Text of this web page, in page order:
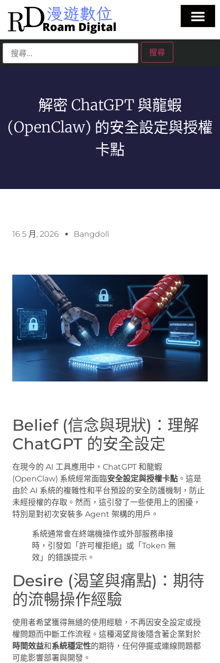
解密 ChatGPT 與龍蝦
(OpenClaw) 的安全設定與授權
卡點
16 5 月, 2026 Bangdoll
Belief (信念與現狀)：理解
ChatGPT 的安全設定
在現今的 AI 工具應用中，ChatGPT 和龍蝦
(OpenClaw) 系統經常面臨安全設定與授權卡點 。這是
由於 AI 系統的複雜性和平台預設的安全防護機制，防止
未經授權的存取。然而，這引發了一些使用上的困擾，
特別是對初次安裝多 Agent 架構的用戶。
系統通常會在終端機操作或外部服務串接
時，引發如「許可權拒絕」或「Token 無
效」的錯誤提示。
Desire (渴望與痛點)：期待
的流暢操作經驗
使用者希望獲得無縫的使用經驗，不再因安全設定或授
權問題而中斷工作流程。這種渴望背後隱含著企業對於
時間效益和系統穩定性的期待，任何停擺或連線問題都
可能影響部署與開發。